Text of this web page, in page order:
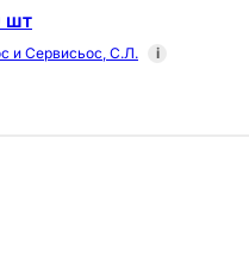
шт
и Сервисьос, С.Л. i